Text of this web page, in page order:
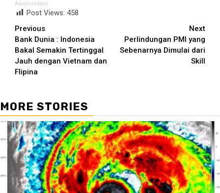
Advertisement
Post Views: 458
Continue
Reading
Previous
Bank Dunia : Indonesia
Bakal Semakin Tertinggal
Jauh dengan Vietnam dan
Flipina
Next
Perlindungan PMI yang
Sebenarnya Dimulai dari
Skill
MORE STORIES